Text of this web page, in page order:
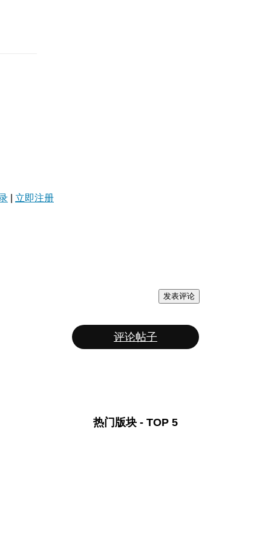
立即注册
发表评论
评论帖子
热门版块 - TOP 5